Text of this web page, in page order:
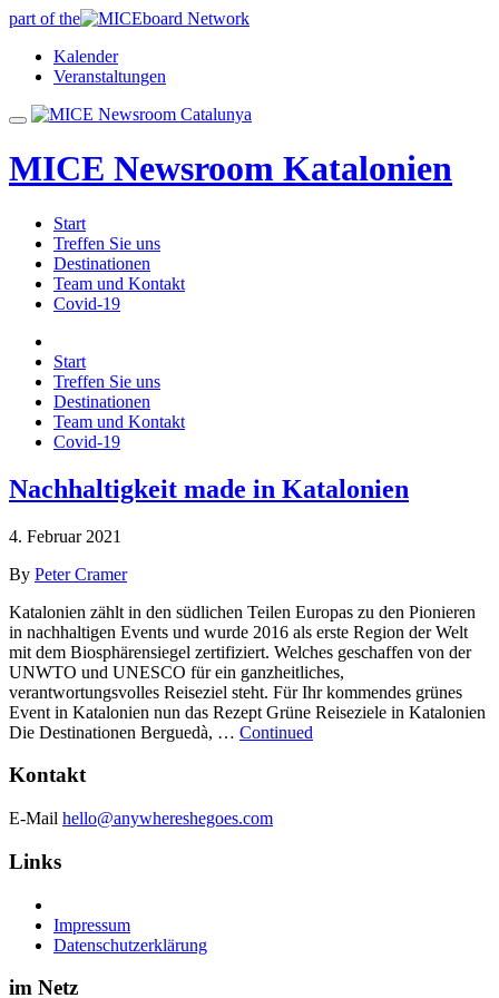
part of the
Kalender
Veranstaltungen
MICE Newsroom Katalonien
Start
Treffen Sie uns
Destinationen
Team und Kontakt
Covid-19
Start
Treffen Sie uns
Destinationen
Team und Kontakt
Covid-19
Nachhaltigkeit made in Katalonien
4. Februar 2021
By Peter Cramer
Katalonien zählt in den südlichen Teilen Europas zu den Pionieren
in nachhaltigen Events und wurde 2016 als erste Region der Welt
mit dem Biosphärensiegel zertifiziert. Welches geschaffen von der
UNWTO und UNESCO für ein ganzheitliches,
verantwortungsvolles Reiseziel steht. Für Ihr kommendes grünes
Event in Katalonien nun das Rezept Grüne Reiseziele in Katalonien
Die Destinationen Berguedà, … Continued
Kontakt
E-Mail hello@anywhereshegoes.com
Links
Impressum
Datenschutzerklärung
im Netz